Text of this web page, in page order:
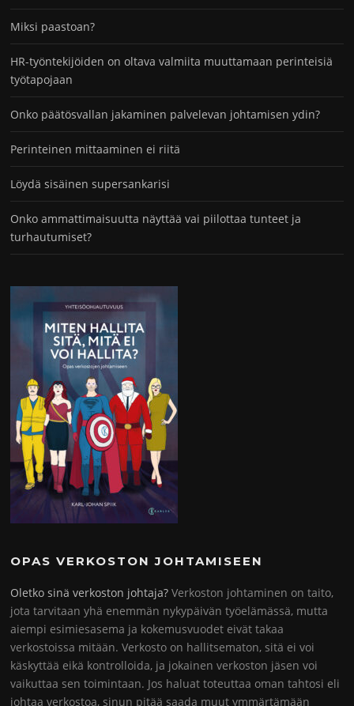
Miksi paastoan?
HR-työntekijöiden on oltava valmiita muuttamaan perinteisiä
työtapojaan
Onko päätösvallan jakaminen palvelevan johtamisen ydin?
Perinteinen mittaaminen ei riitä
Löydä sisäinen supersankarisi
Onko ammattimaisuutta näyttää vai piilottaa tunteet ja
turhautumiset?
OPAS VERKOSTON JOHTAMISEEN
Oletko sinä verkoston johtaja? Verkoston johtaminen on taito,
jota tarvitaan yhä enemmän nykypäivän työelämässä, mutta
aiempi esimiesasema ja kokemusvuodet eivät takaa
verkostoissa mitään. Verkosto on hallitsematon, sitä ei voi
käskyttää eikä kontrolloida, ja jokainen verkoston jäsen voi
vaikuttaa sen toimintaan. Jos haluat toteuttaa oman tahtosi eli
johtaa verkostoa, sinun pitää saada muut ymmärtämään